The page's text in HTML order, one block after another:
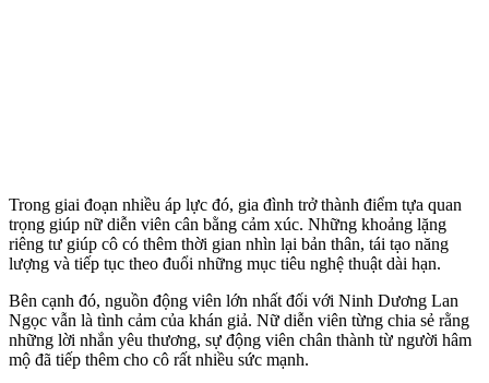
Trong giai đoạn nhiều áp lực đó, gia đình trở thành điểm tựa quan
trọng giúp nữ diễn viên cân bằng cảm xúc. Những khoảng lặng
riêng tư giúp cô có thêm thời gian nhìn lại bản thân, tái tạo năng
lượng và tiếp tục theo đuổi những mục tiêu nghệ thuật dài hạn.
Bên cạnh đó, nguồn động viên lớn nhất đối với Ninh Dương Lan
Ngọc vẫn là tình cảm của khán giả. Nữ diễn viên từng chia sẻ rằng
những lời nhắn yêu thương, sự động viên chân thành từ người hâm
mộ đã tiếp thêm cho cô rất nhiều sức mạnh.